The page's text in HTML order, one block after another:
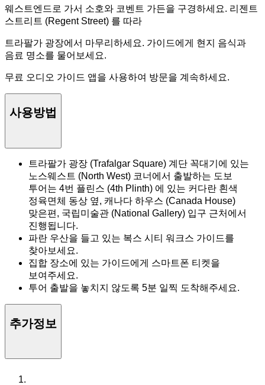
웨스트엔드로 가서 소호와 코벤트 가든을 구경하세요. 리젠트
스트리트 (Regent Street) 를 따라
트라팔가 광장에서 마무리하세요. 가이드에게 현지 음식과
음료 명소를 물어보세요.
무료 오디오 가이드 앱을 사용하여 방문을 계속하세요.
사용방법
트라팔가 광장 (Trafalgar Square) 계단 꼭대기에 있는
노스웨스트 (North West) 코너에서 출발하는 도보
투어는 4번 플린스 (4th Plinth) 에 있는 커다란 흰색
정육면체 동상 옆, 캐나다 하우스 (Canada House)
맞은편, 국립미술관 (National Gallery) 입구 근처에서
진행됩니다.
파란 우산을 들고 있는 복스 시티 워크스 가이드를
찾아보세요.
집합 장소에 있는 가이드에게 스마트폰 티켓을
보여주세요.
투어 출발을 놓치지 않도록 5분 일찍 도착해주세요.
추가정보